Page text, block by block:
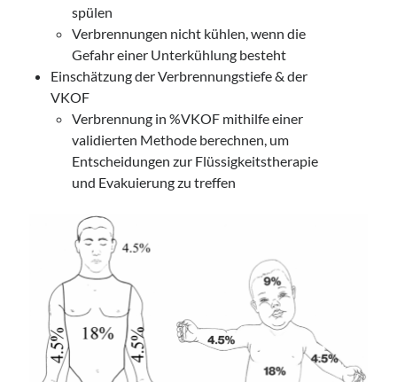
spülen
Verbrennungen nicht kühlen, wenn die
Gefahr einer Unterkühlung besteht
Einschätzung der Verbrennungstiefe & der
VKOF
Verbrennung in %VKOF mithilfe einer
validierten Methode berechnen, um
Entscheidungen zur Flüssigkeitstherapie
und Evakuierung zu treffen